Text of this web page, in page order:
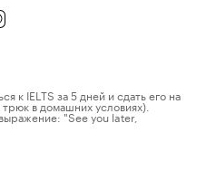
к IELTS за 5 дней и сдать его на
в домашних условиях).
"See you later,